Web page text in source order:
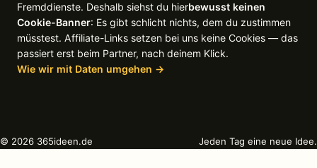
Fremddienste. Deshalb siehst du hierbewusst keinen
Cookie-Banner: Es gibt schlicht nichts, dem du zustimmen
müsstest. Affiliate-Links setzen bei uns keine Cookies — das
passiert erst beim Partner, nach deinem Klick.
Wie wir mit Daten umgehen →
© 2026 365ideen.de Jeden Tag eine neue Idee.